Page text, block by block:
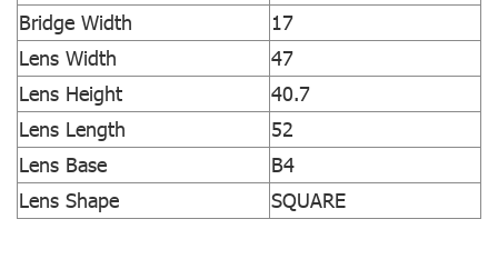
Bridge Width
17
Lens Width
47
Lens Height
40.7
Lens Length
52
Lens Base
B4
Lens Shape
SQUARE